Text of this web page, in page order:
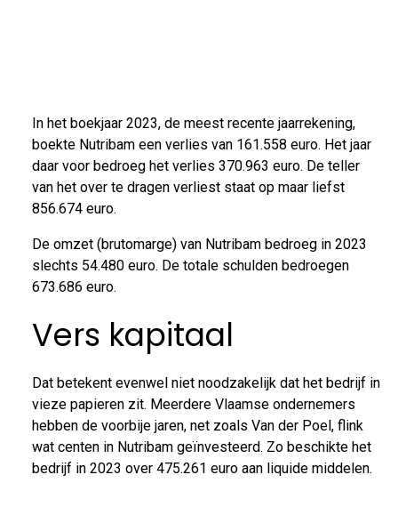
In het boekjaar 2023, de meest recente jaarrekening,
boekte Nutribam een verlies van 161.558 euro. Het jaar
daar voor bedroeg het verlies 370.963 euro. De teller
van het over te dragen verliest staat op maar liefst
856.674 euro.
De omzet (brutomarge) van Nutribam bedroeg in 2023
slechts 54.480 euro. De totale schulden bedroegen
673.686 euro.
Vers kapitaal
Dat betekent evenwel niet noodzakelijk dat het bedrijf in
vieze papieren zit. Meerdere Vlaamse ondernemers
hebben de voorbije jaren, net zoals Van der Poel, flink
wat centen in Nutribam geïnvesteerd. Zo beschikte het
bedrijf in 2023 over 475.261 euro aan liquide middelen.